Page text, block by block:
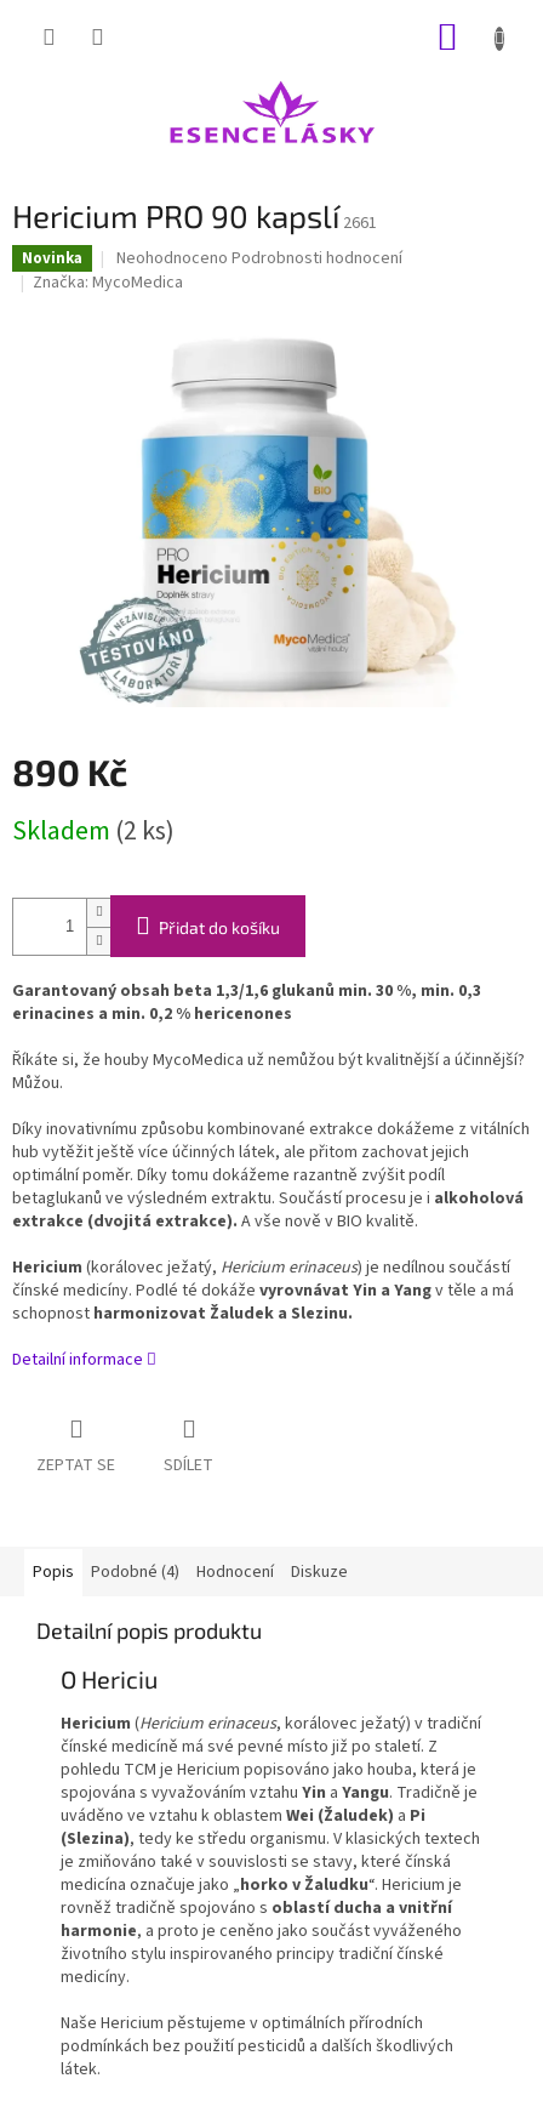
Hericium PRO 90 kapslí 2661
Novinka
Průměrné
hodnocení
Neohodnoceno Podrobnosti hodnocení
Značka: MycoMedica
890 Kč
cena:
Skladem (2 ks)
Přidat do košíku
Garantovaný obsah beta 1,3/1,6 glukanů min. 30 %, min. 0,3
erinacines a min. 0,2 % hericenones
Říkáte si, že houby MycoMedica už nemůžou být kvalitnější a účinnější?
Můžou.
Díky inovativnímu způsobu kombinované extrakce dokážeme z vitálních
hub vytěžit ještě více účinných látek, ale přitom zachovat jejich
optimální poměr. Díky tomu dokážeme razantně zvýšit podíl
betaglukanů ve výsledném extraktu. Součástí procesu je i alkoholová
extrakce (dvojitá extrakce). A vše nově v BIO kvalitě.
Hericium (korálovec ježatý, Hericium erinaceus) je nedílnou součástí
čínské medicíny. Podlé té dokáže vyrovnávat Yin a Yangv těle a má
schopnost harmonizovat Žaludek a Slezinu.
Detailní informace
ZEPTAT SE SDÍLET
Popis Podobné (4) Hodnocení Diskuze
Detailní popis produktu
O Hericiu
Hericium (Hericium erinaceus, korálovec ježatý) v tradiční
čínské medicíně má své pevné místo již po staletí. Z
pohledu TCM je Hericium popisováno jako houba, která je
spojována s vyvažováním vztahu Yin a Yangu. Tradičně je
uváděno ve vztahu k oblastem Wei (Žaludek) a Pi
(Slezina), tedy ke středu organismu. V klasických textech
je zmiňováno také v souvislosti se stavy, které čínská
medicína označuje jako „horko v Žaludku“. Hericium je
rovněž tradičně spojováno s oblastí ducha a vnitřní
harmonie, a proto je ceněno jako součást vyváženého
životního stylu inspirovaného principy tradiční čínské
medicíny.
Naše Hericium pěstujeme v optimálních přírodních
podmínkách bez použití pesticidů a dalších škodlivých
látek.